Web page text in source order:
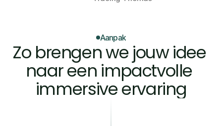
Aanpak
Zo brengen we jouw idee
naar een impactvolle
immersive ervaring